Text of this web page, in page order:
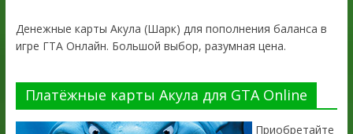
Денежные карты Акула (Шарк) для пополнения баланса в
игре ГТА Онлайн. Большой выбор, разумная цена.
Платёжные карты Акула для GTA Online
Приобретайте